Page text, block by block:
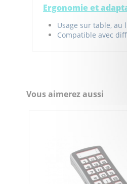
Ergonomie et
Usage sur table, au
Compatible avec
Signal
Créez votre propre
Gewa Maxi - Notice
Vous aimerez aussi